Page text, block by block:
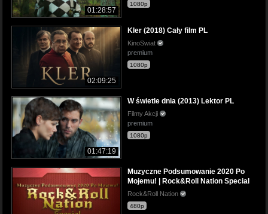
01:28:57
1080p
02:09:25
Kler (2018) Cały film PL
KinoSwiat
premium
1080p
01:47:19
W świetle dnia (2013) Lektor PL
Filmy Akcji
premium
1080p
Muzyczne Podsumowanie 2020 Po
Mojemu! | Rock&Roll Nation Special
Rock&Roll Nation
480p